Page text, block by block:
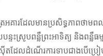
គារដែលមានប្រសិទ្ធភាពថាមព
ន្ទះស្រូបពន្លឺព្រះអាទិត្យ និងពន្លឺធម្
តដែលដំណើរការទាបជាងបើប្រ